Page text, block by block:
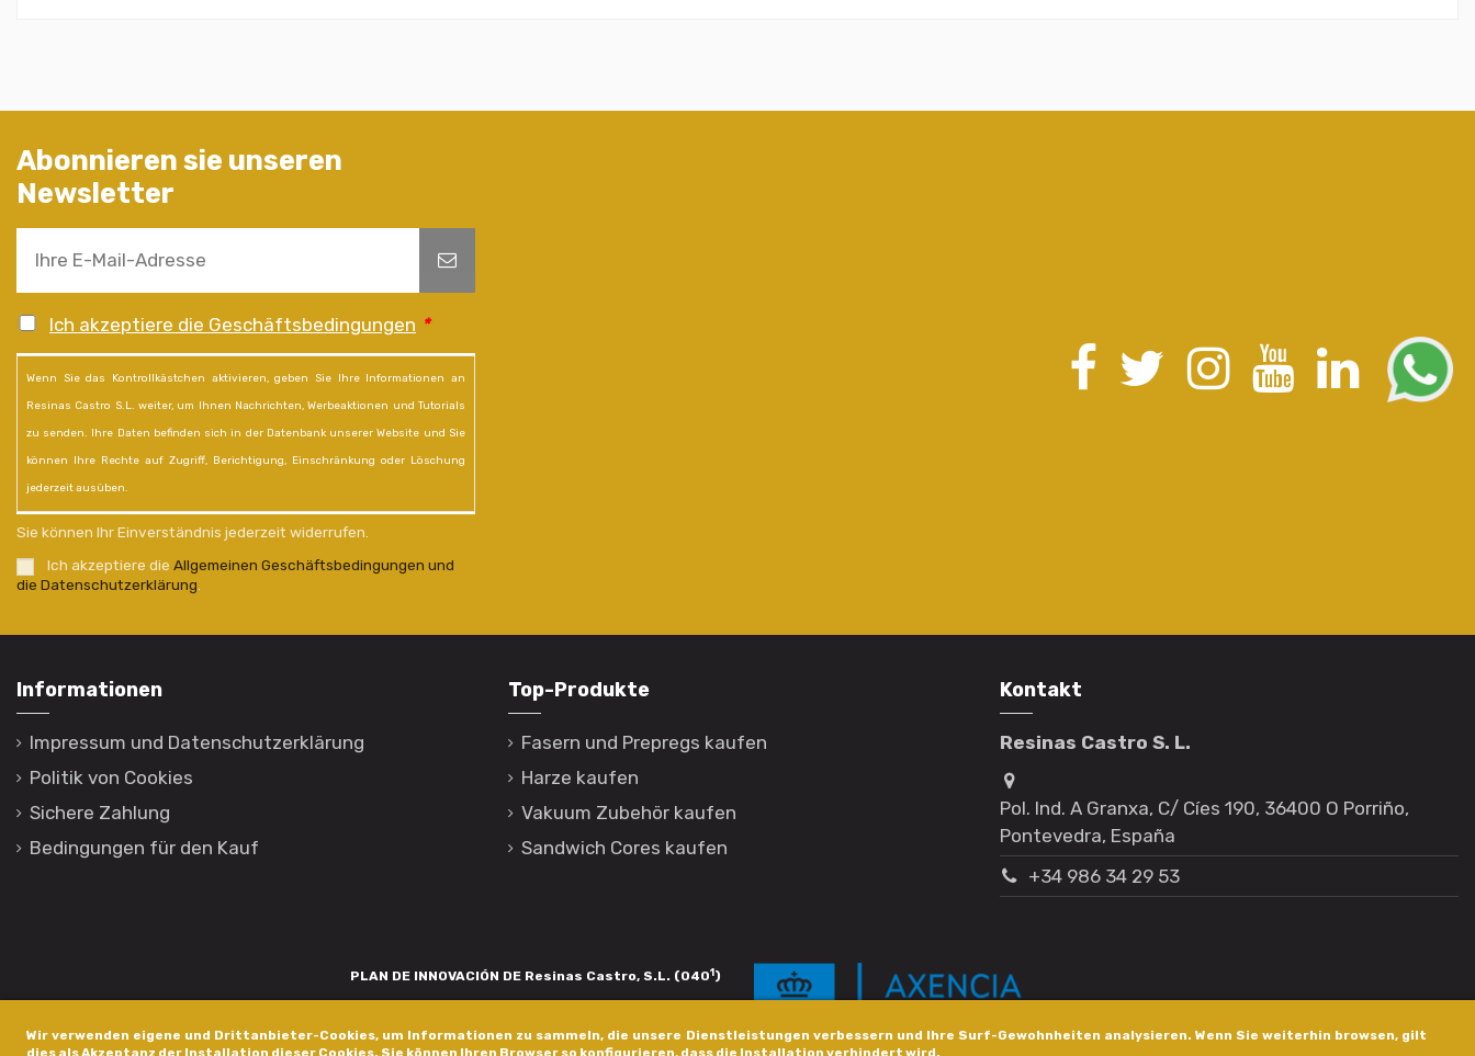
Wir verwenden eigene und Drittanbieter-Cookies, um Informationen zu sammeln, die unsere Dienstleistungen verbessern und Ihre Surf-Gewohnheiten analysieren. Wenn Sie weiterhin browsen, gilt
dies als Akzeptanz der Installation dieser Cookies. Sie können Ihren Browser so konfigurieren, dass die Installation verhindert wird.
Abonnieren sie unseren
Newsletter
Ich akzeptiere die Geschäftsbedingungen *
Wenn Sie das Kontrollkästchen aktivieren, geben Sie Ihre Informationen an
Resinas Castro S.L. weiter, um Ihnen Nachrichten, Werbeaktionen und Tutorials
zu senden. Ihre Daten befinden sich in der Datenbank unserer Website und Sie
können Ihre Rechte auf Zugriff, Berichtigung, Einschränkung oder Löschung
jederzeit ausüben.
Sie können Ihr Einverständnis jederzeit widerrufen.
Ich akzeptiere die Allgemeinen Geschäftsbedingungen und
die Datenschutzerklärung
Informationen
Impressum und Datenschutzerklärung
Politik von Cookies
Sichere Zahlung
Bedingungen für den Kauf
Top-Produkte
Fasern und Prepregs kaufen
Harze kaufen
Vakuum Zubehör kaufen
Sandwich Cores kaufen
Kontakt
Resinas Castro S. L.
Pol. Ind. A Granxa, C/ Cíes 190, 36400 O Porriño,
Pontevedra, España
+34 986 34 29 53
PLAN DE INNOVACIÓN DE Resinas Castro, S.L. (0401 )
está financiada pola Xunta de Galicia, a través de axudas concedidas pola Axencia Galega de Innovación,